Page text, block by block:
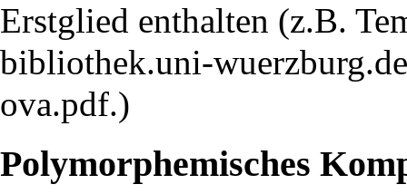
Erstglied enthalten (z.B.
Polymorphemisches